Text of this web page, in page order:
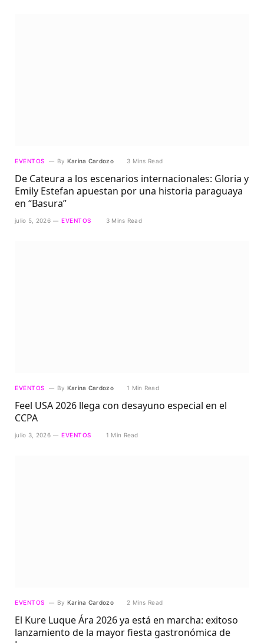
EVENTOS By Karina Cardozo 3 Mins Read
De Cateura a los escenarios internacionales: Gloria y
Emily Estefan apuestan por una historia paraguaya
en “Basura”
julio 5, 2026 EVENTOS 3 Mins Read
EVENTOS By Karina Cardozo 1 Min Read
Feel USA 2026 llega con desayuno especial en el
CCPA
julio 3, 2026 EVENTOS 1 Min Read
EVENTOS By Karina Cardozo 2 Mins Read
El Kure Luque Ára 2026 ya está en marcha: exitoso
lanzamiento de la mayor fiesta gastronómica de